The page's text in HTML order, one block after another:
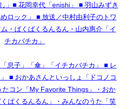
」■ 花岡幸代「enishi」 ■ 羽山みずき
ロック」 ■ 放送／中村由利子のトワ
・ぱくぱくるんるん・山内惠介「イ
チカバチカ」
息子」「傘」「イチカバチカ」 ■ レ
■ おかあさんといっしょ「ドコノコ
たコン「My Favorite Things」・おか
ぱくるんるん」・みんなのうた「笑